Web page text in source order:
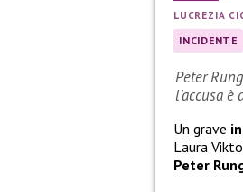
LUCREZIA
INCIDENTE
Peter
l’accusa
Un grave
Laura
Peter